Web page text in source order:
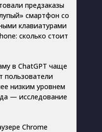
предзаказы
смартфон со
клавиатурами
сколько стоит
в ChatGPT чаще
пользователи
низким уровнем
— исследование
Chrome